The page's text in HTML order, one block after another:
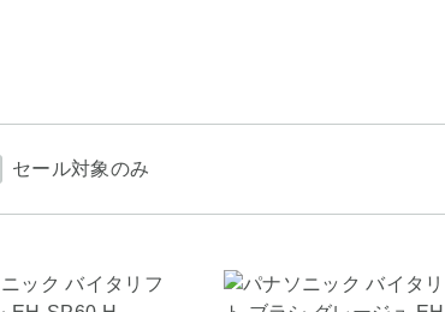
セール対象のみ